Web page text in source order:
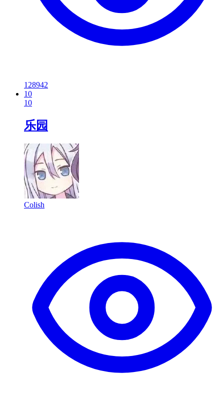
128942
10
10
乐园
Colish